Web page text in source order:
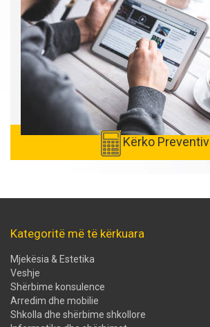
Kërko Preventiv
Kategoritë më të kërkuara
Mjekësia & Estetika
Veshje
Shërbime konsulence
Arredim dhe mobilie
Shkolla dhe shërbime shkollore